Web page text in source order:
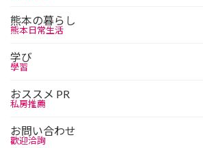
熊本の暮らし
熊本日常生活
学び
學習
おススメ PR
私房推薦
お問い合わせ
歡迎洽詢